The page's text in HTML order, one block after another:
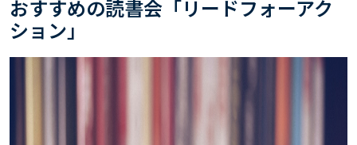
おすすめの読書会「リードフォーアク
ション」